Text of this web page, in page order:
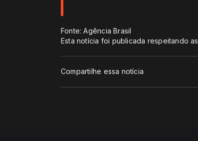
Fonte: Agência Brasil
Esta notícia foi publicada respeitando as
Compartilhe essa notícia